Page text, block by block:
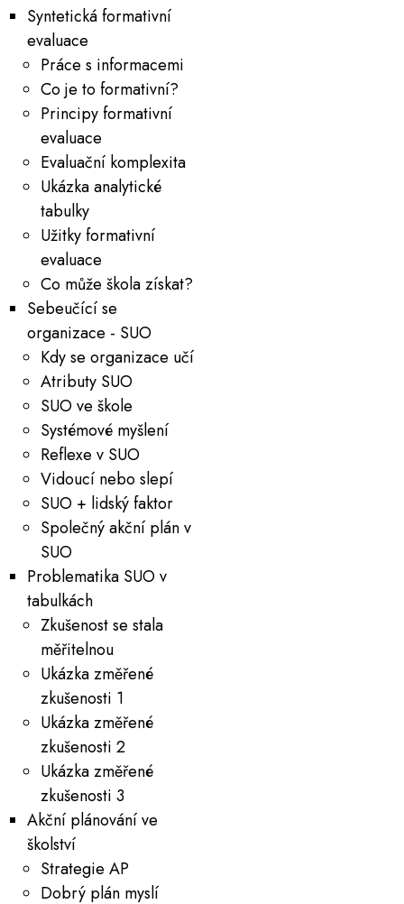
Syntetická formativní
evaluace
Práce s informacemi
Co je to formativní?
Principy formativní
evaluace
Evaluační komplexita
Ukázka analytické
tabulky
Užitky formativní
evaluace
Co může škola získat?
Sebeučící se
organizace - SUO
Kdy se organizace učí
Atributy SUO
SUO ve škole
Systémové myšlení
Reflexe v SUO
Vidoucí nebo slepí
SUO + lidský faktor
Společný akční plán v
SUO
Problematika SUO v
tabulkách
Zkušenost se stala
měřitelnou
Ukázka změřené
zkušenosti 1
Ukázka změřené
zkušenosti 2
Ukázka změřené
zkušenosti 3
Akční plánování ve
školství
Strategie AP
Dobrý plán myslí